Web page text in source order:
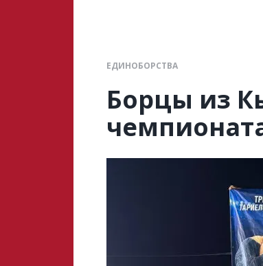
ЕДИНОБОРСТВА
Борцы из